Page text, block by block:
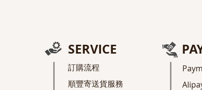
SERVICE
訂購流程
順豐寄送貨服務